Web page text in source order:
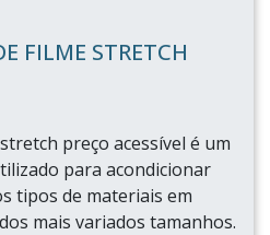
FILME STRETCH
preço acessível é um
para acondicionar
tipos de materiais em
mais variados tamanhos.